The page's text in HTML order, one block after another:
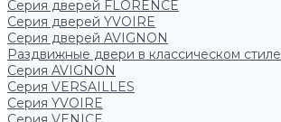
Серия дверей FLORENCE
Серия дверей YVOIRE
Серия дверей AVIGNON
Раздвижные двери в классическом стиле
Серия AVIGNON
Серия VERSAILLES
Серия YVOIRE